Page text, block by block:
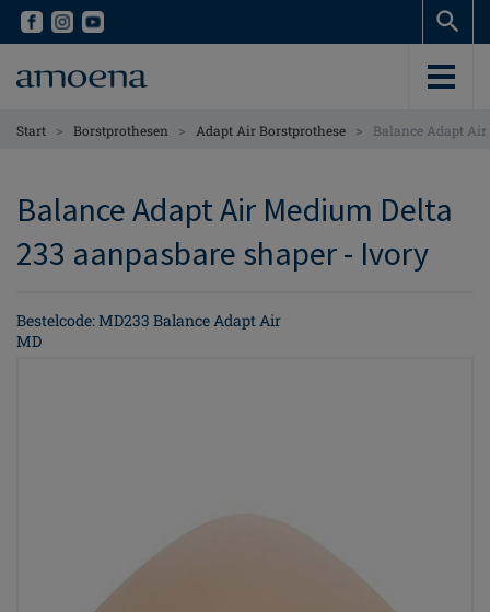
Skip
content
Skip
content
Start > Borstprothesen > Adapt Air Borstprothese > Balance Adapt
Balance Adapt Air Medium Delta
233 aanpasbare shaper - Ivory
Bestelcode: MD233 Balance Adapt Air
MD